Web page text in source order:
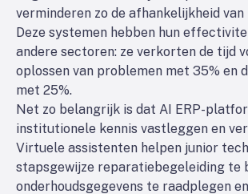
verminderen zo de afhankelijkheid
Deze systemen hebben hun
andere sectoren: ze verkorten de tijd
oplossen van problemen met 35% en
met 25%.
Net zo belangrijk is dat AI ERP-
institutionele kennis vastleggen en
Virtuele assistenten helpen junior
stapsgewijze reparatiebegeleiding te
onderhoudsgegevens te raadplegen